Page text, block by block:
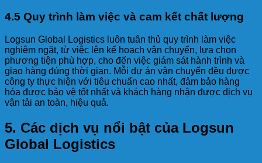
4.5 Quy trình làm việc và cam kết chất lượng
Logsun Global Logistics luôn tuân thủ quy trình làm việc
nghiêm ngặt, từ việc lên kế hoạch vận chuyển, lựa chọn
phương tiện phù hợp, cho đến việc giám sát hành trình và
giao hàng đúng thời gian. Mỗi dự án vận chuyển đều được
công ty thực hiện với tiêu chuẩn cao nhất, đảm bảo hàng
hóa được bảo vệ tốt nhất và khách hàng nhận được dịch vụ
vận tải an toàn, hiệu quả.
5. Các dịch vụ nổi bật của Logsun
Global Logistics